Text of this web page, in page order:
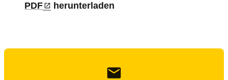
PDF
herunterladen